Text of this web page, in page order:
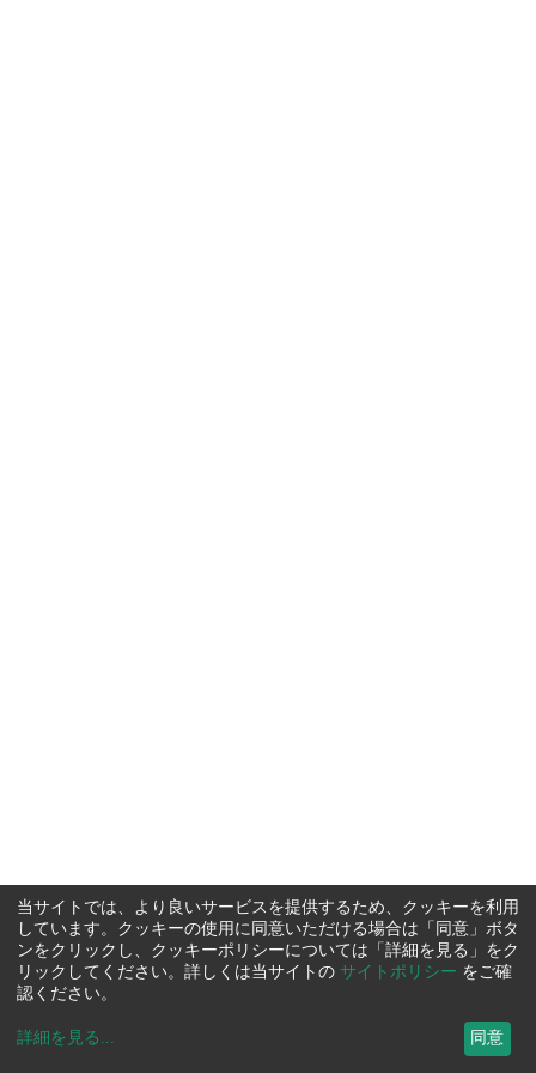
当サイトでは、より良いサービスを提供するため、クッキーを利用
しています。クッキーの使用に同意いただける場合は「同意」ボタ
ンをクリックし、クッキーポリシーについては「詳細を見る」をク
リックしてください。詳しくは当サイトの サイトポリシー をご確
認ください。
詳細を見る ... 同意